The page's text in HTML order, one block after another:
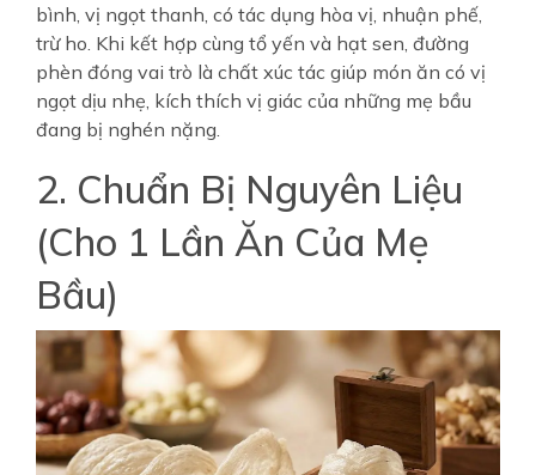
bình, vị ngọt thanh, có tác dụng hòa vị, nhuận phế,
trừ ho. Khi kết hợp cùng tổ yến và hạt sen, đường
phèn đóng vai trò là chất xúc tác giúp món ăn có vị
ngọt dịu nhẹ, kích thích vị giác của những mẹ bầu
đang bị nghén nặng.
2. Chuẩn Bị Nguyên Liệu
(Cho 1 Lần Ăn Của Mẹ
Bầu)